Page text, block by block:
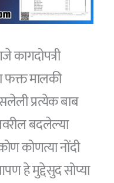
कागदोपत्री
फक्त मालकी
प्रत्येक बाब
बदलेल्या
कोणत्या नोंदी
हे मुद्देसुद सोप्या